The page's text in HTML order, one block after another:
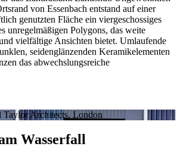
von Essenbach entstand auf einer
genutzten Fläche ein viergeschossiges
unregelmäßigen Polygons, das weite
vielfältige Ansichten bietet. Umlaufende
seidenglänzenden Keramikelementen
das abwechslungsreiche
Architects, London
Wasserfall